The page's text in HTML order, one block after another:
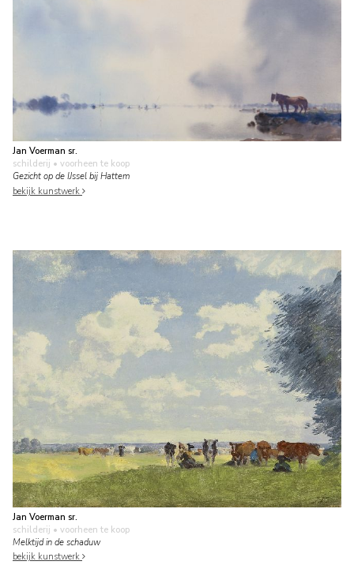
Jan Voerman sr.
schilderij • voorheen te koop
Gezicht op de IJssel bij Hattem
bekijk kunstwerk
Jan Voerman sr.
schilderij • voorheen te koop
Melktijd in de schaduw
bekijk kunstwerk